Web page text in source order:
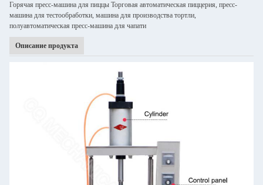
Горячая пресс-машина для пиццы Торговая автоматическая пиццерия, пресс-
машина для тестообработки, машина для производства тортли,
полуавтоматическая пресс-машина для чапати
Описание продукта